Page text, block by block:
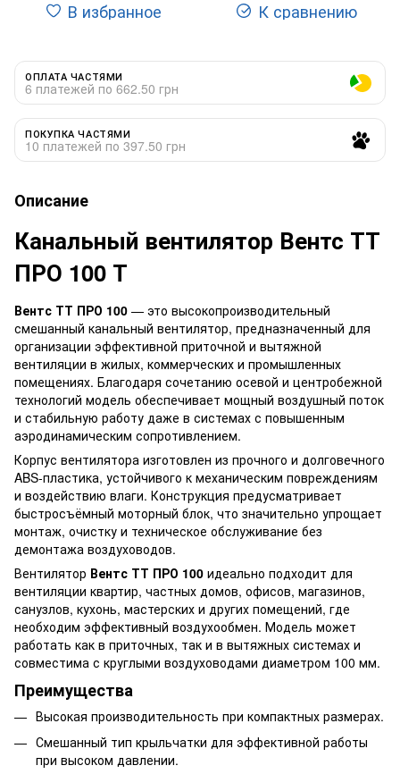
В избранное К сравнению
ОПЛАТА ЧАСТЯМИ
6 платежей по 662.50 грн
ПОКУПКА ЧАСТЯМИ
10 платежей по 397.50 грн
Описание
Канальный вентилятор Вентс ТТ
ПРО 100 Т
Вентс ТТ ПРО 100 — это высокопроизводительный
смешанный канальный вентилятор, предназначенный для
организации эффективной приточной и вытяжной
вентиляции в жилых, коммерческих и промышленных
помещениях. Благодаря сочетанию осевой и центробежной
технологий модель обеспечивает мощный воздушный поток
и стабильную работу даже в системах с повышенным
аэродинамическим сопротивлением.
Корпус вентилятора изготовлен из прочного и долговечного
ABS-пластика, устойчивого к механическим повреждениям
и воздействию влаги. Конструкция предусматривает
быстросъёмный моторный блок, что значительно упрощает
монтаж, очистку и техническое обслуживание без
демонтажа воздуховодов.
Вентилятор Вентс ТТ ПРО 100 идеально подходит для
вентиляции квартир, частных домов, офисов, магазинов,
санузлов, кухонь, мастерских и других помещений, где
необходим эффективный воздухообмен. Модель может
работать как в приточных, так и в вытяжных системах и
совместима с круглыми воздуховодами диаметром 100 мм.
Преимущества
Высокая производительность при компактных размерах.
Смешанный тип крыльчатки для эффективной работы
при высоком давлении.